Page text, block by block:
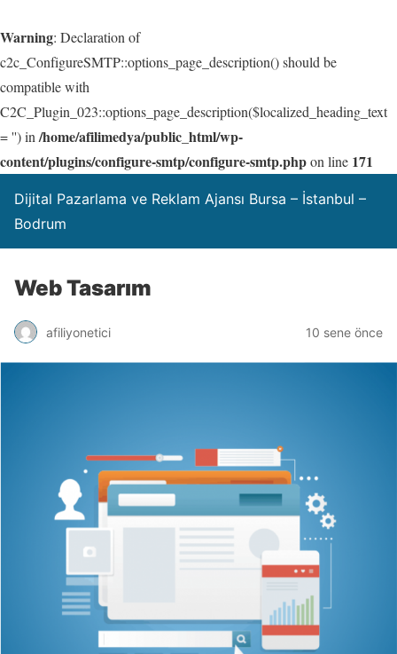
Warning: Declaration of
c2c_ConfigureSMTP::options_page_description() should be
compatible with
C2C_Plugin_023::options_page_description($localized_heading_text
= '') in /home/afilimedya/public_html/wp-
content/plugins/configure-smtp/configure-smtp.phpon line 171
Dijital Pazarlama ve Reklam Ajansı Bursa – İstanbul –
Bodrum
Web Tasarım
afiliyonetici 10 sene önce